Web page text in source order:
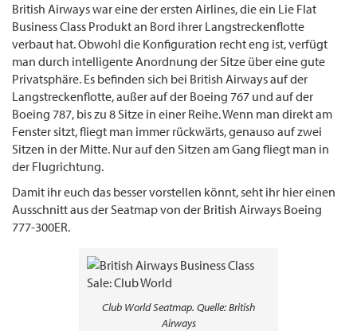
British Airways war eine der ersten Airlines, die ein Lie Flat
Business Class Produkt an Bord ihrer Langstreckenflotte
verbaut hat. Obwohl die Konfiguration recht eng ist, verfügt
man durch intelligente Anordnung der Sitze über eine gute
Privatsphäre. Es befinden sich bei British Airways auf der
Langstreckenflotte, außer auf der Boeing 767 und auf der
Boeing 787, bis zu 8 Sitze in einer Reihe. Wenn man direkt am
Fenster sitzt, fliegt man immer rückwärts, genauso auf zwei
Sitzen in der Mitte. Nur auf den Sitzen am Gang fliegt man in
der Flugrichtung.
Damit ihr euch das besser vorstellen könnt, seht ihr hier einen
Ausschnitt aus der Seatmap von der British Airways Boeing
777-300ER.
Club World Seatmap. Quelle: British
Airways